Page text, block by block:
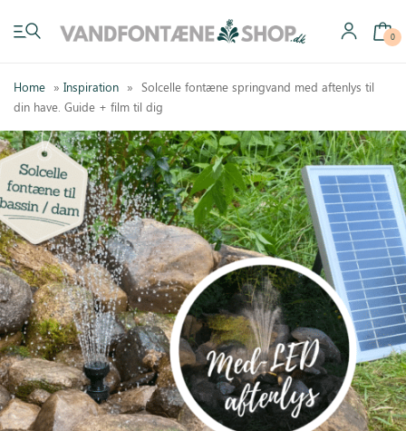
0
Home »Inspiration » Solcelle fontæne springvand med aftenlys til
din have. Guide + film til dig
Have vandfontæner
Indendørs vandfontæner
Byg selv
Tilbehør
Inspiration
Køb gavekort